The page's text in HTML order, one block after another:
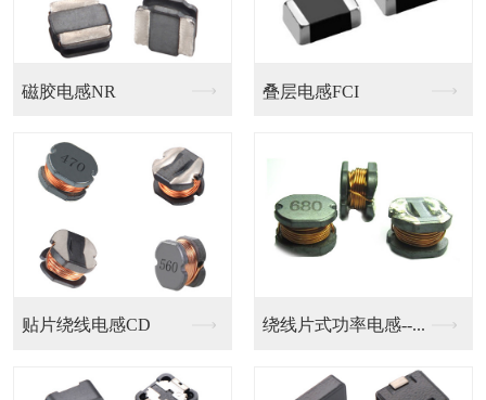
磁胶电感NR 叠层电感FCI
贴片绕线电感CD 绕线片式功率电感--...